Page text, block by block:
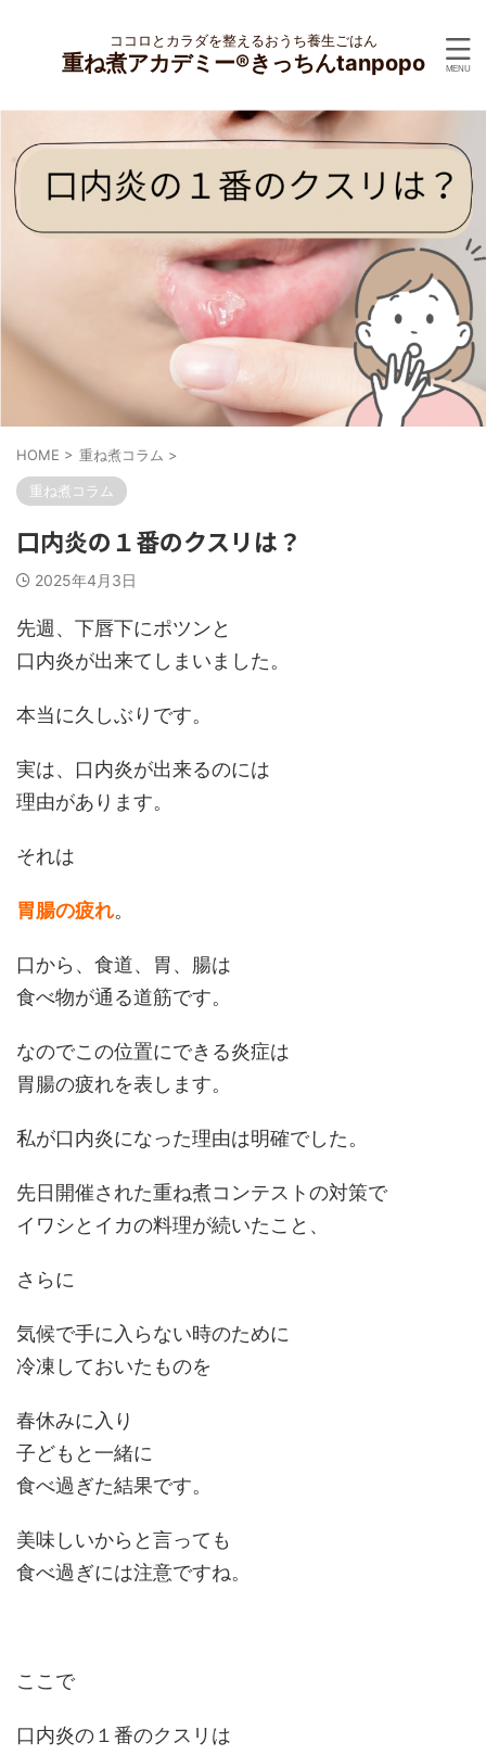
ココロとカラダを整えるおうち養生ごはん
重ね煮アカデミー®︎きっちんtanpopo
HOME > 重ね煮コラム >
重ね煮コラム
口内炎の１番のクスリは？
2025年4月3日
先週、下唇下にポツンと
口内炎が出来てしまいました。
本当に久しぶりです。
実は、口内炎が出来るのには
理由があります。
それは
胃腸の疲れ。
口から、食道、胃、腸は
食べ物が通る道筋です。
なのでこの位置にできる炎症は
胃腸の疲れを表します。
私が口内炎になった理由は明確でした。
先日開催された重ね煮コンテストの対策で
イワシとイカの料理が続いたこと、
さらに
気候で手に入らない時のために
冷凍しておいたものを
春休みに入り
子どもと一緒に
食べ過ぎた結果です。
美味しいからと言っても
食べ過ぎには注意ですね。
ここで
口内炎の１番のクスリは